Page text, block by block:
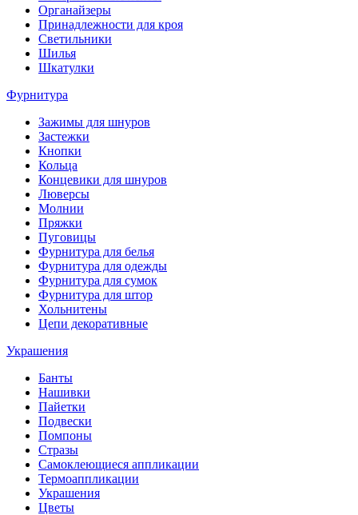
Органайзеры
Принадлежности для кроя
Светильники
Шилья
Шкатулки
Фурнитура
Зажимы для шнуров
Застежки
Кнопки
Кольца
Концевики для шнуров
Люверсы
Молнии
Пряжки
Пуговицы
Фурнитура для белья
Фурнитура для одежды
Фурнитура для сумок
Фурнитура для штор
Хольнитены
Цепи декоративные
Украшения
Банты
Нашивки
Пайетки
Подвески
Помпоны
Стразы
Самоклеющиеся аппликации
Термоаппликации
Украшения
Цветы